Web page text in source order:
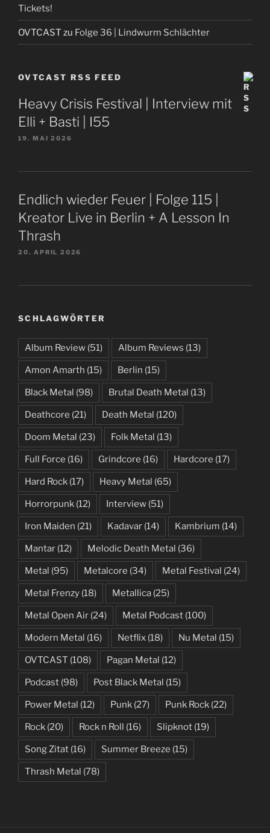
Tickets!
OVTCAST zu Folge 36 | Lindwurm Schlächter
OVTCAST RSS FEED
Heavy Crisis Festival | Interview mit
Elli + Basti | I55
19. MAI 2026
Endlich wieder Feuer | Folge 115 |
Kreator Live in Berlin + A Lesson In
Thrash
20. APRIL 2026
SCHLAGWÖRTER
Album Review (51) Album Reviews (13)
Amon Amarth (15) Berlin (15)
Black Metal (98) Brutal Death Metal (13)
Deathcore (21) Death Metal (120)
Doom Metal (23) Folk Metal (13)
Full Force (16) Grindcore (16) Hardcore (17)
Hard Rock (17) Heavy Metal (65)
Horrorpunk (12) Interview (51)
Iron Maiden (21) Kadavar (14) Kambrium (14)
Mantar (12) Melodic Death Metal (36)
Metal (95) Metalcore (34) Metal Festival (24)
Metal Frenzy (18) Metallica (25)
Metal Open Air (24) Metal Podcast (100)
Modern Metal (16) Netflix (18) Nu Metal (15)
OVTCAST (108) Pagan Metal (12)
Podcast (98) Post Black Metal (15)
Power Metal (12) Punk (27) Punk Rock (22)
Rock (20) Rock n Roll (16) Slipknot (19)
Song Zitat (16) Summer Breeze (15)
Thrash Metal (78)